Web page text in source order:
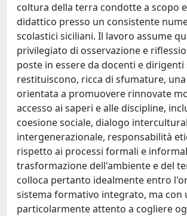
coltura della terra condotte a scopo
didattico presso un consistente
scolastici siciliani. Il lavoro assume
privilegiato di osservazione e
poste in essere da docenti e dirigenti
restituiscono, ricca di sfumature,
orientata a promuovere rinnovate
accesso ai saperi e alle discipline,
coesione sociale, dialogo
intergenerazionale, responsabilità
rispetto ai processi formali e
trasformazione dell'ambiente e del
colloca pertanto idealmente entro
sistema formativo integrato, ma con
particolarmente attento a cogliere